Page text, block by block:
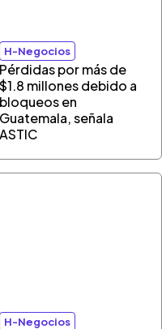
H-Negocios
Pérdidas por más de
$1.8 millones debido a
bloqueos en
Guatemala, señala
ASTIC
H-Negocios